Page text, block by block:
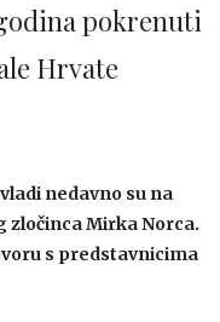
pokrenuti
Hrvate
nedavno su na
zločinca Mirka Norca.
s predstavnicima